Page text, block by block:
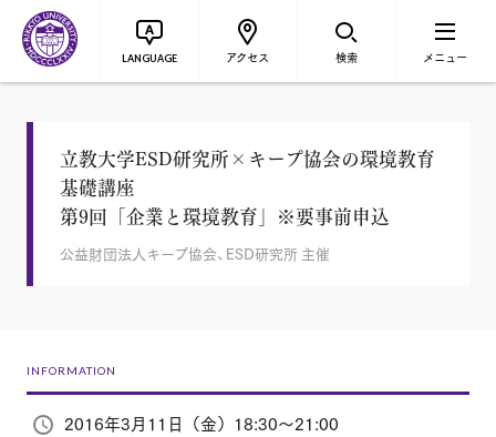
LANGUAGE アクセス 検索 メニュー
立教大学ESD研究所×キープ協会の環境教育
基礎講座
第9回「企業と環境教育」※要事前申込
公益財団法人キープ協会、ESD研究所 主催
INFORMATION
2016年3月11日（金）18:30～21:00